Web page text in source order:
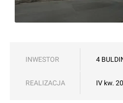
INWESTOR 4
REALIZACJA IV kw.